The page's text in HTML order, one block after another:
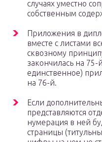
случаях уместно
собственным
Приложения в
вместе с листами
сквозному
закончилась на
единственное)
на 76-й.
Если
представляются
нумерация в ней
страницы